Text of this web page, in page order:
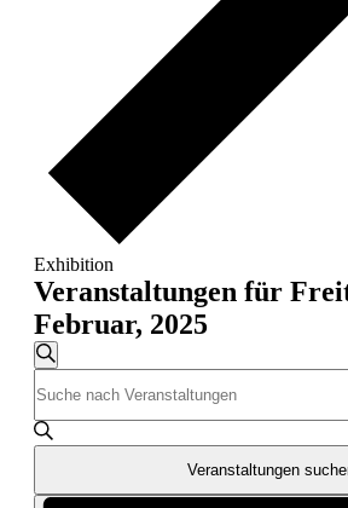
Exhibition
Veranstaltungen für
Februar, 2025
Veranstaltungen
Suche
und
Ansichten,
Navigation
Suche
Schlüsselwort
eingeben.
Suche
Veranstaltungen
Veranstaltungen